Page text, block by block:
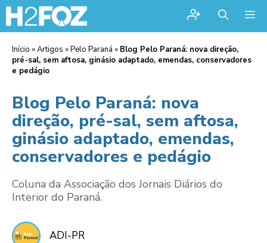
Início »Artigos »Pelo Paraná » Blog Pelo Paraná: nova direção,
pré-sal, sem aftosa, ginásio adaptado, emendas, conservadores
e pedágio
Blog Pelo Paraná: nova
direção, pré-sal, sem aftosa,
ginásio adaptado, emendas,
conservadores e pedágio
Coluna da Associação dos Jornais Diários do
Interior do Paraná.
ADI-PR